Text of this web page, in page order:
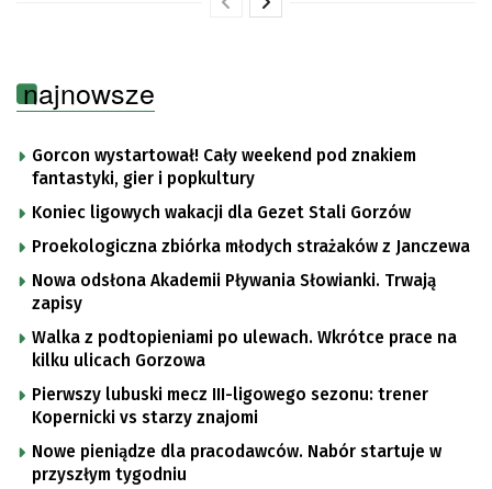
najnowsze
Gorcon wystartował! Cały weekend pod znakiem
fantastyki, gier i popkultury
Koniec ligowych wakacji dla Gezet Stali Gorzów
Proekologiczna zbiórka młodych strażaków z Janczewa
Nowa odsłona Akademii Pływania Słowianki. Trwają
zapisy
Walka z podtopieniami po ulewach. Wkrótce prace na
kilku ulicach Gorzowa
Pierwszy lubuski mecz III-ligowego sezonu: trener
Kopernicki vs starzy znajomi
Nowe pieniądze dla pracodawców. Nabór startuje w
przyszłym tygodniu